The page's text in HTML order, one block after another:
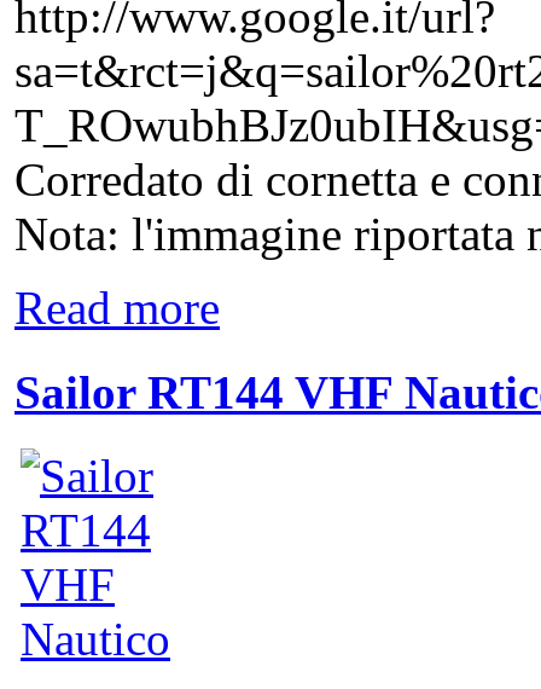
http://www.google.it/url?
Corredato di cornetta e
Nota: l'immagine riportata
Read more
Sailor RT144 VHF